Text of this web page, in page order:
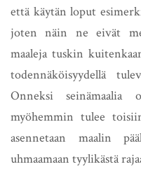
että käytän loput
joten näin ne eivät
maaleja tuskin
todennäköisyydellä
Onneksi
myöhemmin tulee
asennetaan maalin
uhmaamaan tyylikästä